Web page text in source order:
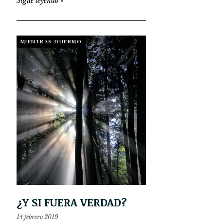
MIENTRAS DUERMO
¿Y SI FUERA VERDAD?
14 febrero 2019